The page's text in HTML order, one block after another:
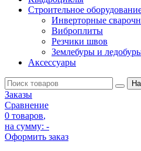
Строительное
Инверторные
Виброплиты
Резчики швов
Землебуры и
Аксессуары
Заказы
Сравнение
0 товаров,
на сумму: -
Оформить заказ